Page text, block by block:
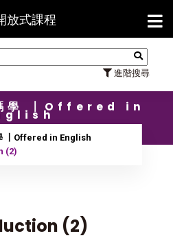
放式課程
進階搜尋
【
學 〡Offered in
〡Offered in English
(2)
(2)